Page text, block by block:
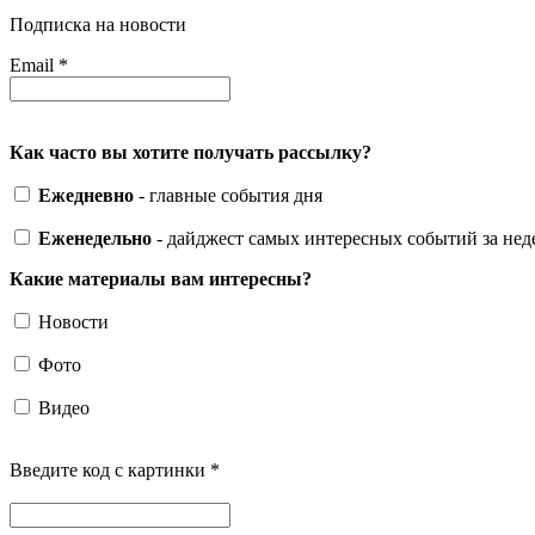
Подписка на новости
Email *
Как часто вы хотите получать рассылку?
Ежедневно - главные события дня
Еженедельно - дайджест самых интересных событий за
Какие материалы вам интересны?
Новости
Фото
Видео
Введите код с картинки *